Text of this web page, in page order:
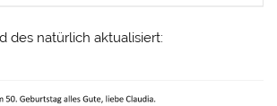
des natürlich aktualisiert: